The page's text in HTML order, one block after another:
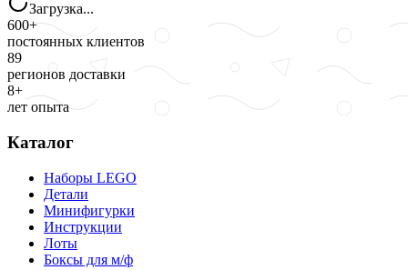
Загрузка...
600+
постоянных клиентов
89
регионов доставки
8+
лет опыта
Каталог
Наборы LEGO
Детали
Минифигурки
Инструкции
Лоты
Боксы для м/ф